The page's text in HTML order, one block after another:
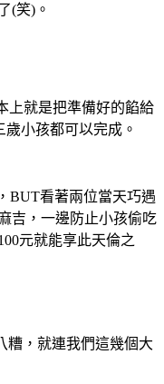
(笑)。
上就是把準備好的餡給
小孩都可以完成。
BUT看著兩位當天巧遇
吉，一邊防止小孩偷吃
元就能享此天倫之
糟，就連我們這幾個大